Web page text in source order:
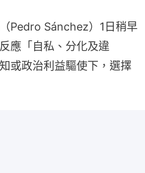
Pedro Sánchez）1日稍早
應「自私、分化及違
或政治利益驅使下，選擇